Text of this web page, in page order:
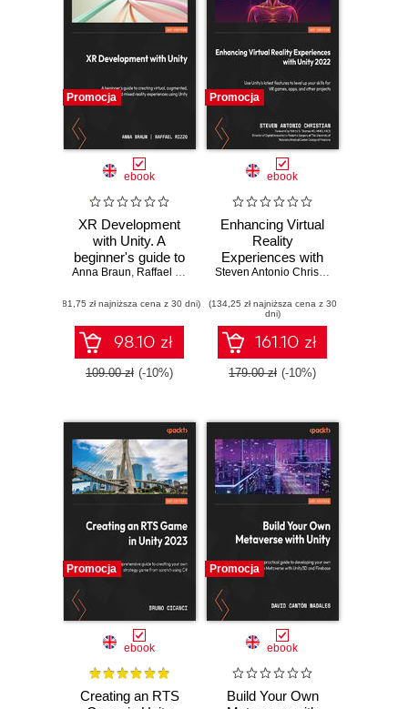
Promocja
ebook
XR Development
with Unity. A
beginner's guide to
creating virtual,
mixed reality
experiences using
Unity
Anna Braun, Raffael Rizzo
(81,75 zł najniższa cena z 30 dni)
98.10 zł
109.00 zł (-10%)
Promocja
ebook
Enhancing Virtual
Reality
Experiences with
Unity 2022. Use
features to level up
your skills for VR
games, apps, and
other projects
Steven Antonio Christian
(134,25 zł najniższa cena z 30
dni)
161.10 zł
179.00 zł (-10%)
Promocja
ebook
Creating an RTS
Promocja
ebook
Build Your Own